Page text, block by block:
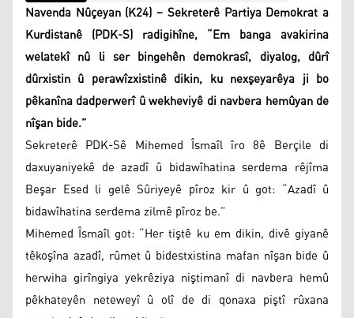
Navenda Nûçeyan (K24) – Sekreterê Partiya Demokrat a
Kurdistanê (PDK-S) radigihîne, “Em banga avakirina
welatekî nû li ser bingehên demokrasî, diyalog, dûrî
dûrxistin û perawîzxistinê dikin, ku nexşeyarêya ji bo
pêkanîna dadperwerî û wekheviyê di navbera hemûyan de
nîşan bide.”
Sekreterê PDK-Sê Mihemed Îsmaîl îro 8ê Berçile di
daxuyaniyekê de azadî û bidawîhatina serdema rêjîma
Beşar Esed li gelê Sûriyeyê pîroz kir û got: “Azadî û
bidawîhatina serdema zilmê pîroz be.”
Mihemed Îsmaîl got: “Her tiştê ku em dikin, divê giyanê
têkoşîna azadî, rûmet û bidestxistina mafan nîşan bide û
herwiha girîngiya yekrêziya niştimanî di navbera hemû
pêkhateyên neteweyî û olî de di qonaxa piştî rûxana